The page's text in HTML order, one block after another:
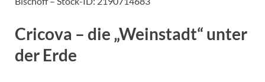
Cricova – die „Weinstadt“ unter
der Erde